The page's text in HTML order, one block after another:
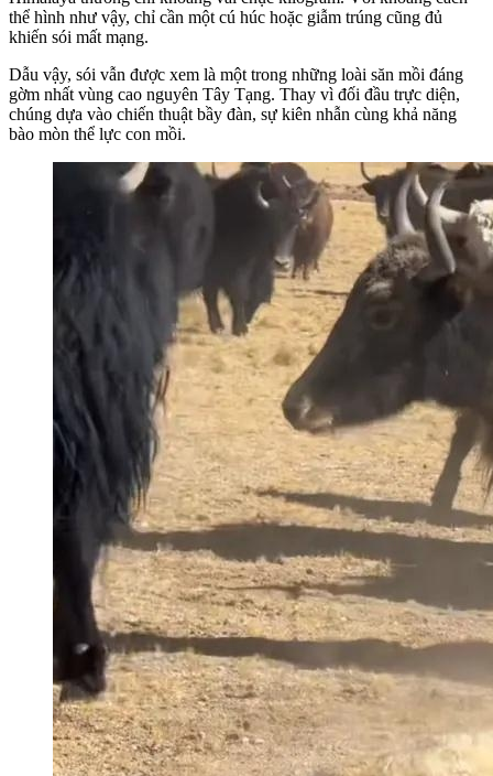
thể hình như vậy, chỉ cần một cú húc hoặc giẫm trúng cũng đủ
khiến sói mất mạng.
Dẫu vậy, sói vẫn được xem là một trong những loài săn mồi đáng
gờm nhất vùng cao nguyên Tây Tạng. Thay vì đối đầu trực diện,
chúng dựa vào chiến thuật bầy đàn, sự kiên nhẫn cùng khả năng
bào mòn thể lực con mồi.